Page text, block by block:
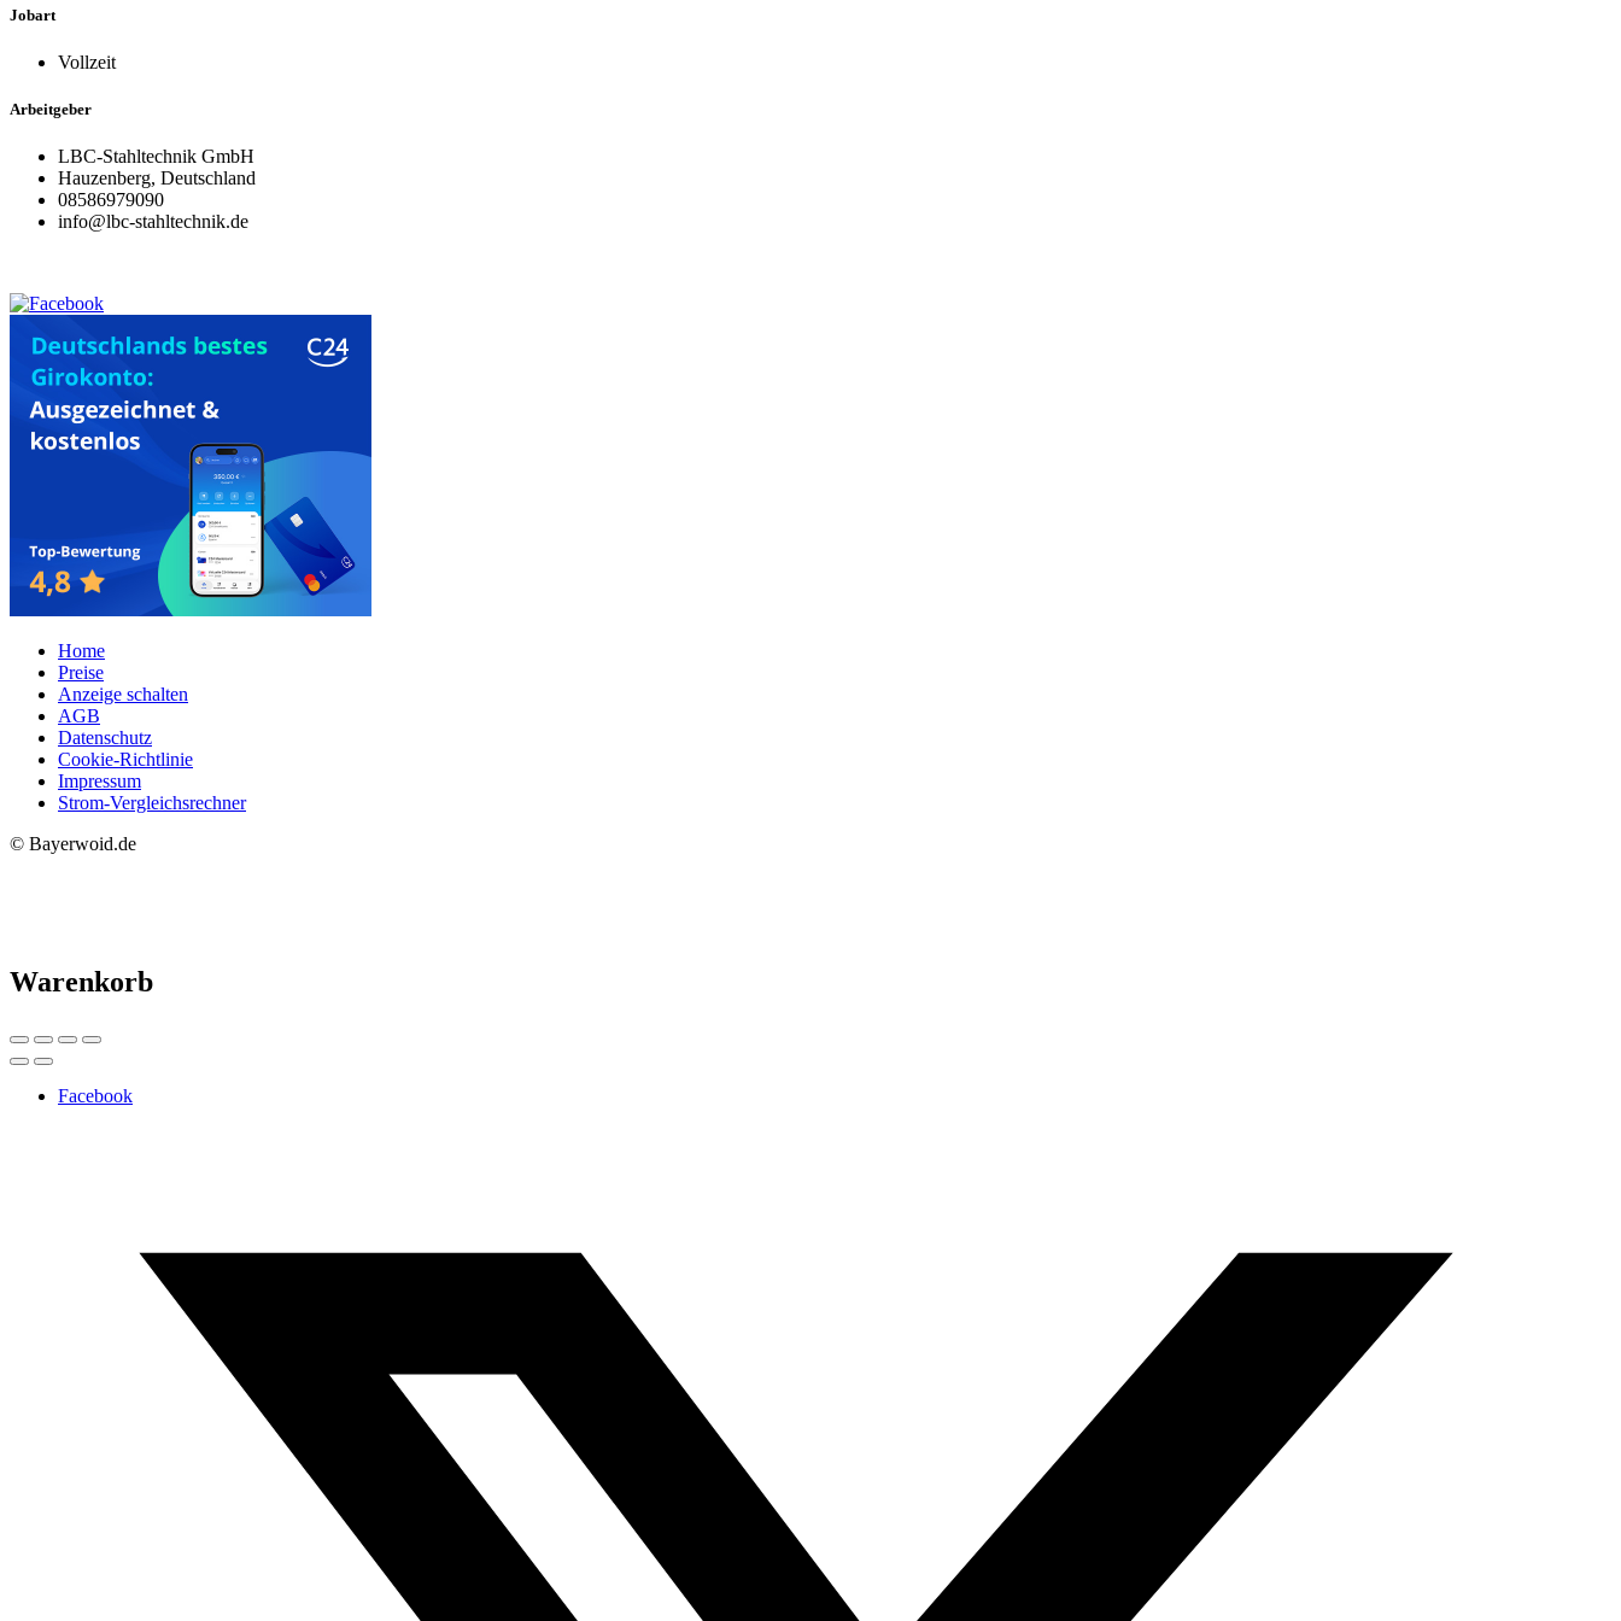
Jobart
Vollzeit
Arbeitgeber
LBC-Stahltechnik GmbH
Hauzenberg, Deutschland
08586979090
info@lbc-stahltechnik.de
Home
Preise
Anzeige schalten
AGB
Datenschutz
Cookie-Richtlinie
Impressum
Strom-Vergleichsrechner
© Bayerwoid.de
Warenkorb
Facebook